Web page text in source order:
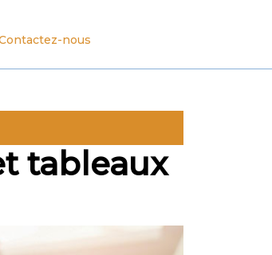
nous
tableaux